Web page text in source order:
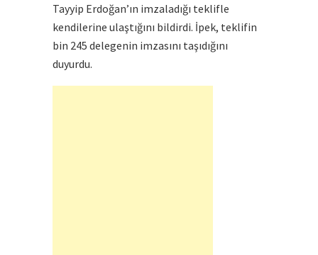
Tayyip Erdoğan’ın imzaladığı teklifle
kendilerine ulaştığını bildirdi. İpek, teklifin
bin 245 delegenin imzasını taşıdığını
duyurdu.